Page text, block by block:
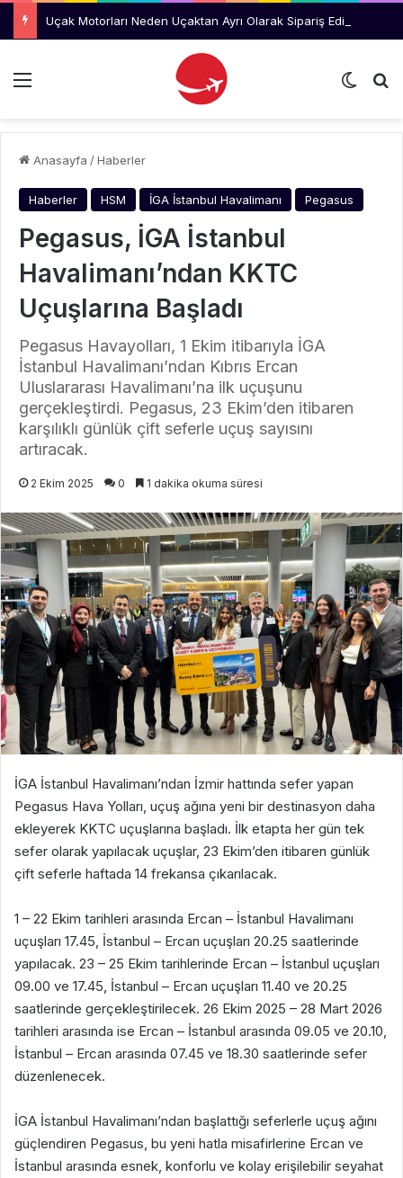
Menü Dış
Anasayfa /Haberler
Haberler HSM İGA İstanbul Havalimanı Pegasus
Pegasus, İGA İstanbul
Havalimanı’ndan KKTC
Uçuşlarına Başladı
Pegasus Havayolları, 1 Ekim itibarıyla İGA
İstanbul Havalimanı’ndan Kıbrıs Ercan
Uluslararası Havalimanı’na ilk uçuşunu
gerçekleştirdi. Pegasus, 23 Ekim’den itibaren
karşılıklı günlük çift seferle uçuş sayısını
artıracak.
2 Ekim 2025 0 1 dakika okuma süresi
İGA İstanbul Havalimanı’ndan İzmir hattında sefer yapan
Pegasus Hava Yolları, uçuş ağına yeni bir destinasyon daha
ekleyerek KKTC uçuşlarına başladı. İlk etapta her gün tek
sefer olarak yapılacak uçuşlar, 23 Ekim’den itibaren günlük
çift seferle haftada 14 frekansa çıkarılacak.
1 – 22 Ekim tarihleri arasında Ercan – İstanbul Havalimanı
uçuşları 17.45, İstanbul – Ercan uçuşları 20.25 saatlerinde
yapılacak. 23 – 25 Ekim tarihlerinde Ercan – İstanbul uçuşları
09.00 ve 17.45, İstanbul – Ercan uçuşları 11.40 ve 20.25
saatlerinde gerçekleştirilecek. 26 Ekim 2025 – 28 Mart 2026
tarihleri arasında ise Ercan – İstanbul arasında 09.05 ve 20.10,
İstanbul – Ercan arasında 07.45 ve 18.30 saatlerinde sefer
düzenlenecek.
İGA İstanbul Havalimanı’ndan başlattığı seferlerle uçuş ağını
güçlendiren Pegasus, bu yeni hatla misafirlerine Ercan ve
İstanbul arasında esnek, konforlu ve kolay erişilebilir seyahat